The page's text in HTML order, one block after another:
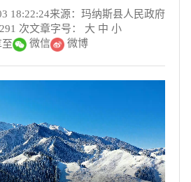
18:22:24来源：玛纳斯县人民政府
291 次文章字号： 大 中 小
至
微信 微博